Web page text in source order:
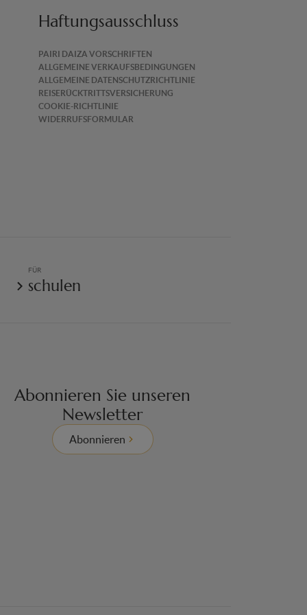
Haftungsausschluss
PAIRI DAIZA VORSCHRIFTEN
ALLGEMEINE VERKAUFSBEDINGUNGEN
ALLGEMEINE DATENSCHUTZRICHTLINIE
REISERÜCKTRITTSVERSICHERUNG
COOKIE-RICHTLINIE
WIDERRUFSFORMULAR
FÜR
schulen
Abonnieren Sie unseren
Newsletter
Abonnieren